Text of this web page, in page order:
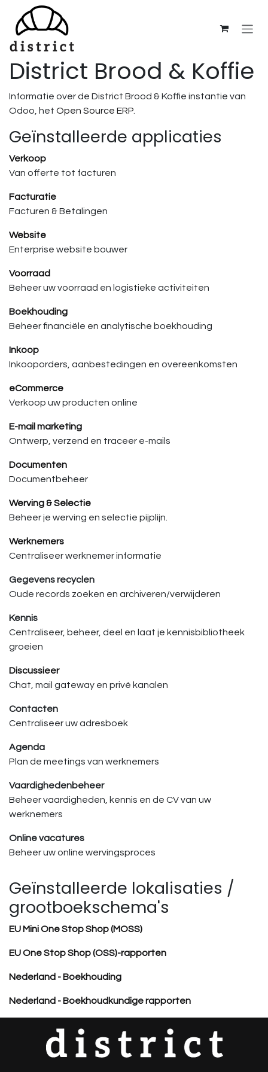
Overslaan naar inhoud
District Brood & Koffie
Informatie over de District Brood & Koffie instantie van
Odoo, het Open Source ERP
Geïnstalleerde applicaties
Verkoop
Van offerte tot facturen
Facturatie
Facturen & Betalingen
Website
Enterprise website bouwer
Voorraad
Beheer uw voorraad en logistieke activiteiten
Boekhouding
Beheer financiële en analytische boekhouding
Inkoop
Inkooporders, aanbestedingen en overeenkomsten
eCommerce
Verkoop uw producten online
E-mail marketing
Ontwerp, verzend en traceer e-mails
Documenten
Documentbeheer
Werving & Selectie
Beheer je werving en selectie pijplijn.
Werknemers
Centraliseer werknemer informatie
Gegevens recyclen
Oude records zoeken en archiveren/verwijderen
Kennis
Centraliseer, beheer, deel en laat je kennisbibliotheek
groeien
Discussieer
Chat, mail gateway en privé kanalen
Contacten
Centraliseer uw adresboek
Agenda
Plan de meetings van werknemers
Vaardighedenbeheer
Beheer vaardigheden, kennis en de CV van uw
werknemers
Online vacatures
Beheer uw online wervingsproces
Geïnstalleerde lokalisaties /
grootboekschema's
EU Mini One Stop Shop (MOSS)
EU One Stop Shop (OSS)-rapporten
Nederland - Boekhouding
Nederland - Boekhoudkundige rapporten